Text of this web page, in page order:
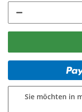
Sie möchten in